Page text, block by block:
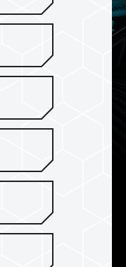
统更稳定
支持 On-die
测功能，在追求